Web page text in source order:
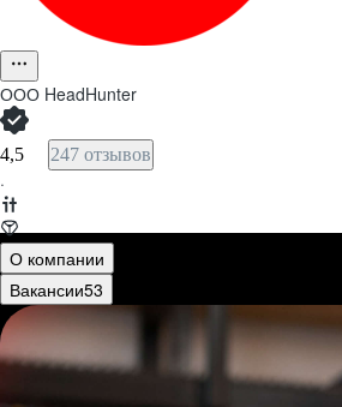
ООО HeadHunter
4,5 247 отзывов
·
О компании
Вакансии53